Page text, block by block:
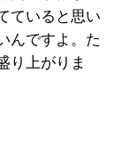
ていると思い
んですよ。た
り上がりま